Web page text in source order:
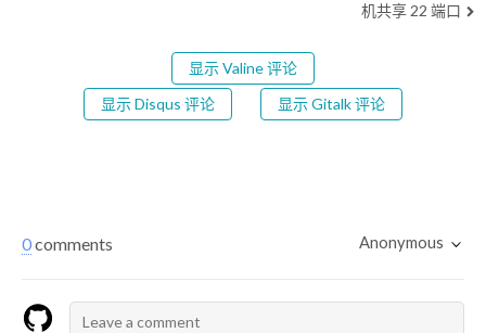
机共享 22 端口
显示 Disqus 评论 显示 Gitalk 评论
显示 Valine 评论
0comments Anonymous